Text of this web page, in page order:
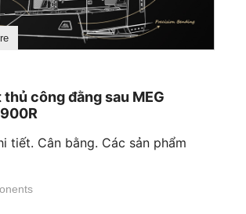
công đằng sau MEG
bằng. Các sản phẩm